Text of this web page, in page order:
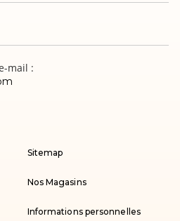
mail :
Sitemap
Nos Magasins
Informations personnelles